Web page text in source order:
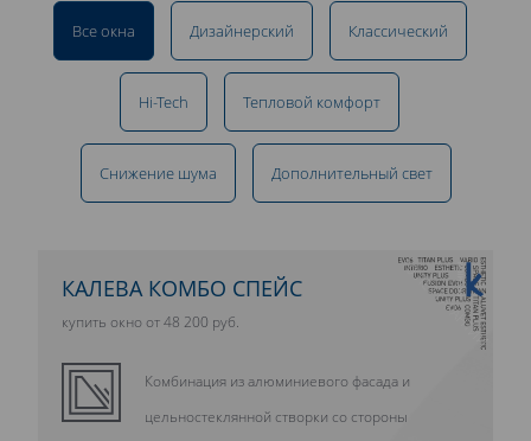
Все окна Дизайнерский Классический
Hi-Tech Тепловой комфорт
Снижение шума Дополнительный свет
10 ЛЕТ ГАРАНТИИ
КАЛЕВА КОМБО СПЕЙС
купить окно от 48 200 руб.
Комбинация из алюминиевого фасада и
цельностеклянной створки со стороны